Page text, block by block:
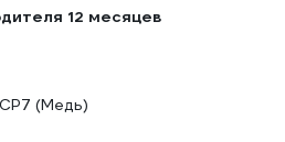
12 месяцев
(Медь)